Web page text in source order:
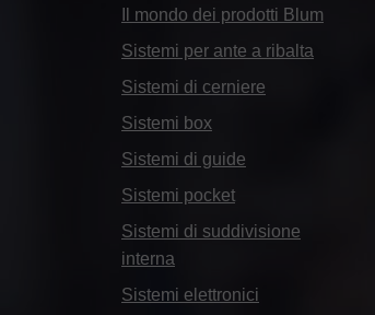
Il mondo dei prodotti Blum
Sistemi per ante a ribalta
Sistemi di cerniere
Sistemi box
Sistemi di guide
Sistemi pocket
Sistemi di suddivisione
interna
Sistemi elettronici